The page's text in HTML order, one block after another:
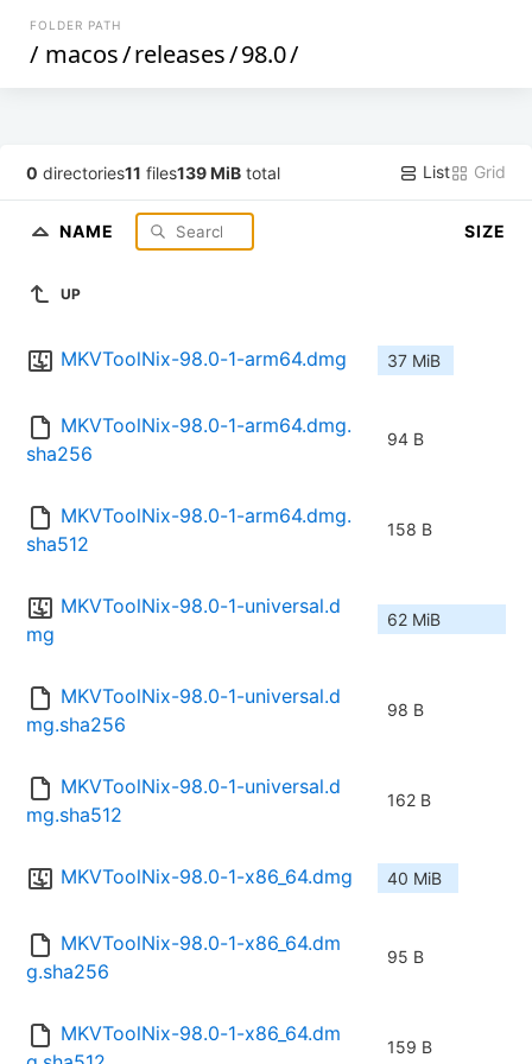
FOLDER PATH
/ macos/releases/98.0/
0 directories11 files139 MiB total List Grid
NAME SIZE
UP
MKVToolNix-98.0-1-arm64.dmg 37 MiB
MKVToolNix-98.0-1-arm64.dmg.
sha256
94 B
MKVToolNix-98.0-1-arm64.dmg.
sha512
158 B
MKVToolNix-98.0-1-universal.d
mg
62 MiB
MKVToolNix-98.0-1-universal.d
mg.sha256
98 B
MKVToolNix-98.0-1-universal.d
mg.sha512
162 B
MKVToolNix-98.0-1-x86_64.dmg 40 MiB
MKVToolNix-98.0-1-x86_64.dm
g.sha256
95 B
MKVToolNix-98.0-1-x86_64.dm
159 B